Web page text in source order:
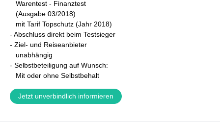
Warentest - Finanztest
(Ausgabe 03/2018)
mit Tarif Topschutz (Jahr 2018)
- Abschluss direkt beim Testsieger
- Ziel- und Reiseanbieter
unabhängig
- Selbstbeteiligung auf Wunsch:
Mit oder ohne Selbstbehalt
Jetzt unverbindlich informieren